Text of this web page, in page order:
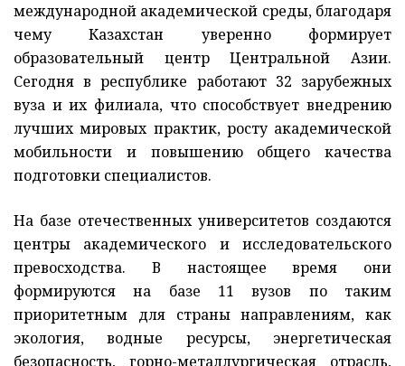
международной академической среды, благодаря
чему Казахстан уверенно формирует
образовательный центр Центральной Азии.
Сегодня в республике работают 32 зарубежных
вуза и их филиала, что способствует внедрению
лучших мировых практик, росту академической
мобильности и повышению общего качества
подготовки специалистов.
На базе отечественных университетов создаются
центры академического и исследовательского
превосходства. В настоящее время они
формируются на базе 11 вузов по таким
приоритетным для страны направлениям, как
экология, водные ресурсы, энергетическая
безопасность, горно-металлургическая отрасль,